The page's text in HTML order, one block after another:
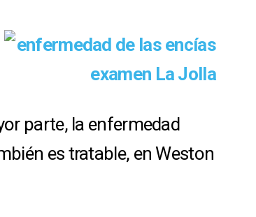
parte, la enfermedad
es tratable, en Weston